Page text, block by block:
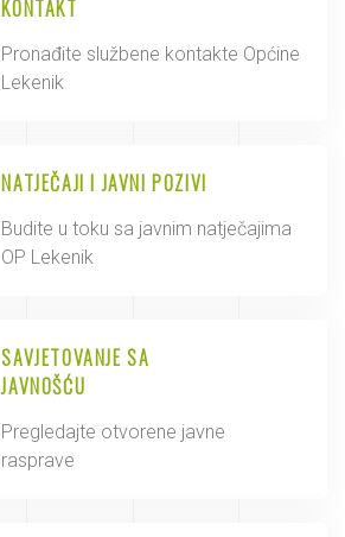
KONTAKT
Pronađite službene kontakte Općine
Lekenik
NATJEČAJI I JAVNI POZIVI
Budite u toku sa javnim natječajima
OP Lekenik
SAVJETOVANJE SA
JAVNOŠĆU
Pregledajte otvorene javne
rasprave